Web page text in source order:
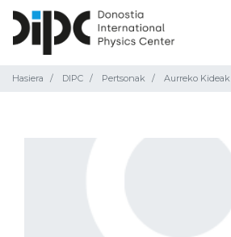
Hasiera DIPC Pertsonak Aurreko Kideak